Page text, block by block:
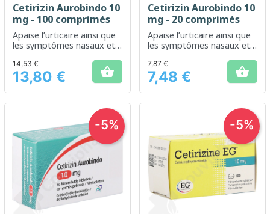
Cetirizin Aurobindo 10
mg - 100 comprimés
Apaise l’urticaire ainsi que
les symptômes nasaux et
allergique
Prix
14,53 €
13,80 € 
Cetirizin Aurobindo 10
mg - 20 comprimés
Apaise l’urticaire ainsi que
les symptômes nasaux et
allergique
Prix
7,87 €
7,48 € 
-5% -5%